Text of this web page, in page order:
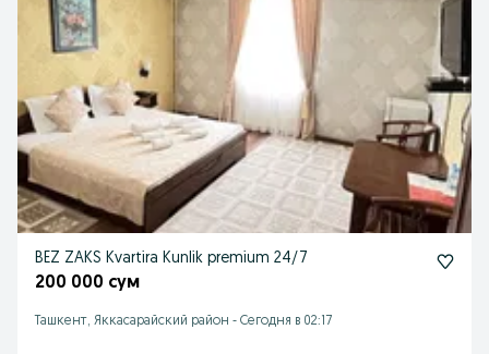
BEZ ZAKS Kvartira Kunlik premium 24/7
200 000 сум
Ташкент, Яккасарайский район - Сегодня в 02:17